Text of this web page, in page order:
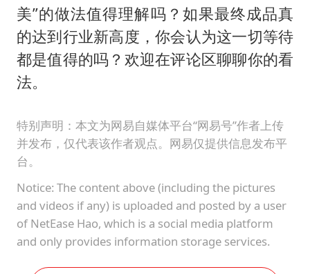
美”的做法值得理解吗？如果最终成品真
的达到行业新高度，你会认为这一切等待
都是值得的吗？欢迎在评论区聊聊你的看
法。
特别声明：本文为网易自媒体平台“网易号”作者上传
并发布，仅代表该作者观点。网易仅提供信息发布平
台。
Notice: The content above (including the pictures
and videos if any) is uploaded and posted by a user
of NetEase Hao, which is a social media platform
and only provides information storage services.